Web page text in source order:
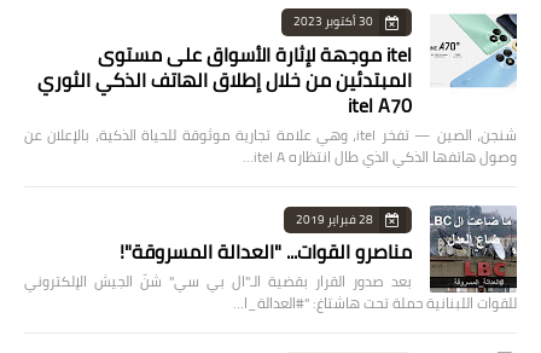
30 أكتوبر 2023
itel موجهة لإثارة الأسواق على مستوى
المبتدئين من خلال إطلاق الهاتف الذكي الثوري
itel A70
شنجن، الصين — تفخر itel، وهي علامة تجارية موثوقة للحياة الذكية، بالإعلان عن
وصول هاتفها الذكي الذي طال انتظاره itel A…
28 فبراير 2019
مناصرو القوات... "العدالة المسروقة"!
بعد صدور القرار بقضية الـ"ال بي سي" شنّ الجيش الإلكتروني
للقوات اللبنانية حملة تحت هاشتاغ: "#العدالة_ا…